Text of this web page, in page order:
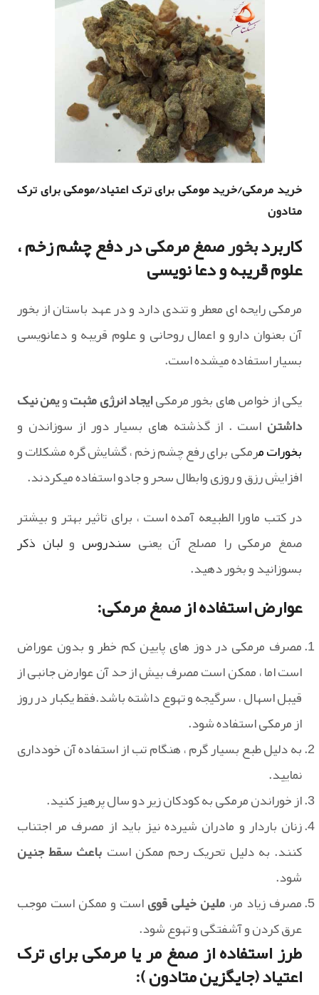
خرید مرمکی/خرید مومکی برای ترک اعتیاد/مومکی برای ترک
متادون
کاربردبخورصمغ مرمکی در دفع چشم زخم ،
علوم قریبه و دعا نویسی
مرمکی رایحه ای معطر و تندی دارد و در عهد باستان از بخور
آن بعنوان دارو و اعمال روحانی و علوم قریبه و دعانویسی
بسیار استفاده میشده است.
یکی از خواص های بخور مرمکیایجاد انرژی مثبتویمن نیک
داشتن است . از گذشته های بسیار دور از سوزاندن و
بخوراتمرمکی برای رفع چشم زخم ، گشایش گره مشکلات و
افزایش رزق و روزی وابطال سحر و جادو استفاده میکردند.
در کتب ماورا الطبیعه آمده است ، برای تاثیر بهتر و بیشتر
صمغ مرمکی را مصلج آن یعنی سندروس ولبان ذکر
بسوزانید و بخور دهید.
عوارض استفاده از صمغ مرمکی:
مصرف مرمکی در دوز های پایین کم خطر و بدون عوراض
است اما ، ممکن است مصرف بیش از حد آن عوارض جانبی از
قیبل اسهال ، سرگیجه و تهوع داشته باشد.فقط یکبار در روز
از مرمکی استفاده شود.
به دلیل طبع بسیار گرم ، هنگام تب از استفاده آن خودداری
نمایید.
از خوراندن مرمکی به کودکان زیر دو سال پرهیز کنید.
زنان باردار و مادران شیرده نیز باید از مصرف مر اجتناب
کنند. به دلیل تحریک رحم ممکن است باعث سقط جنین
شود.
مصرف زیاد مر،ملین خیلی قویاست و ممکن است موجب
عرق کردن و آشفتگی و تهوع شود.
طرز استفاده از صمغ مر یا مرمکی برای ترک
اعتیاد (جایگزین متادون ):